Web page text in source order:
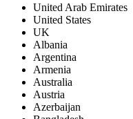
United Arab Emirates
United States
UK
Albania
Argentina
Armenia
Australia
Austria
Azerbaijan